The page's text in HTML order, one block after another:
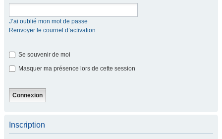
J’ai oublié mon mot de passe
Renvoyer le courriel d’activation
Se souvenir de moi
Masquer ma présence lors de cette session
Inscription